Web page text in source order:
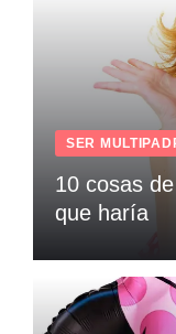
SER
10 cosas
que haría